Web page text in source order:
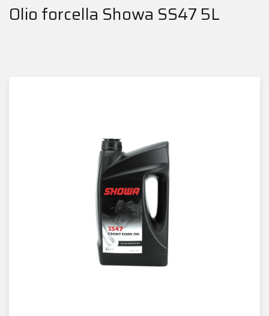
Olio forcella Showa SS47 5L